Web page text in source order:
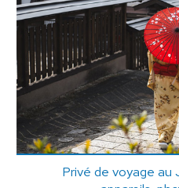
Privé de voyage au